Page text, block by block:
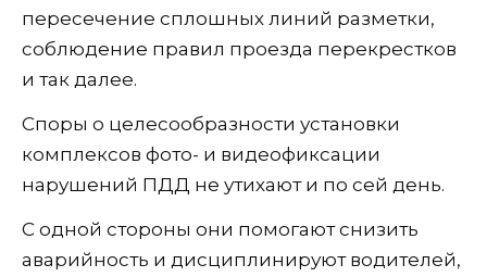
пересечение сплошных линий разметки,
соблюдение правил проезда перекрестков
и так далее.
Споры о целесообразности установки
комплексов фото- и видеофиксации
нарушений ПДД не утихают и по сей день.
С одной стороны они помогают снизить
аварийность и дисциплинируют водителей,